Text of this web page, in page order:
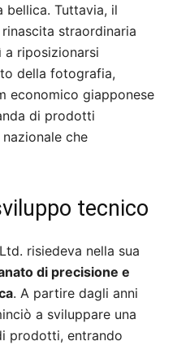
bellica. Tuttavia, il
straordinaria
a riposizionarsi
della fotografia,
economico giapponese
di prodotti
che
tecnico
risiedeva nella sua
di precisione e
. A partire dagli anni
a sviluppare una
prodotti, entrando